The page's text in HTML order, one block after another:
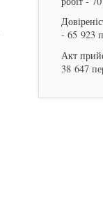
- 65 923
Акт
38 647